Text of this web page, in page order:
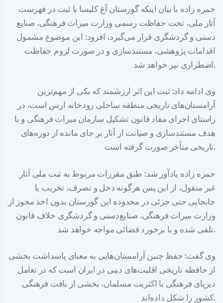
حمزه زاده با بیان اینکه گورستان آغ کلیسا با ثبت در فهرست
آثار ملی، تحت حفاظت رسمی وزارت میراث فرهنگی، صنایع
دستی و گردشگری قرار می‌گیرد، افزود: این موضوع مشمول
اقدامات پژوهشی، مستندسازی و در صورت لزوم حفاظت
اضطراری نیز خواهد شد.
وی ادامه داد: ثبت این اثر ارزشمند که یکی از مهم‌ترین
آرامستان‌های تاریخی منطقه ساحلی رودخانه ارس است، در
راستای اجرای مفاد قانون تشکیل سازمان میراث فرهنگی و با
هدف مستندسازی و صیانت از آثار بر جای مانده از دوره‌های
تاریخی متأخر صورت گرفته است.
حمزه زاده یادآور شد: طبق مقررات مربوط به ثبت ملی آثار
غیر منقول، از این پس هرگونه دخل و تصرف، تخریب یا
جابجایی حتی جزئی در محدوده این گورستان بدون اخذ مجوز از
وزارت میراث فرهنگی، صنایع‌دستی و گردشگری خلاف قانون
تلقی شده و با برخورد قضائی مواجه خواهد شد.
وی گفت: حفظ چنین آرامستان‌هایی به معنای پاسداشت بخشی
از حافظه تاریخی اقلیت‌های دینی در ایران است که در تعامل
دیرپای فرهنگی با اکثریت مسلمان، بخشی از بافت فرهنگی
کشور را شکل داده‌اند.